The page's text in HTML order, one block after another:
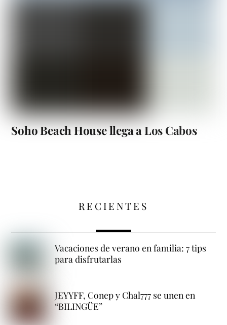
Soho Beach House llega a Los Cabos
RECIENTES
Vacaciones de verano en familia: 7 tips
para disfrutarlas
JEYYFF, Conep y Chal777 se unen en
“BILINGÜE”